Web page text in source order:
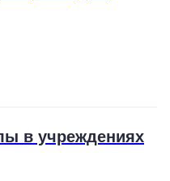
в учреждениях